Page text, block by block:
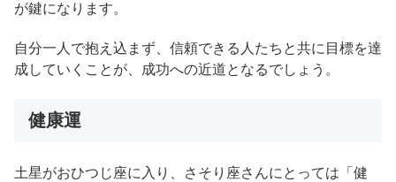
が鍵になります。
自分一人で抱え込まず、信頼できる人たちと共に目標を達
成していくことが、成功への近道となるでしょう。
健康運
土星がおひつじ座に入り、さそり座さんにとっては「健